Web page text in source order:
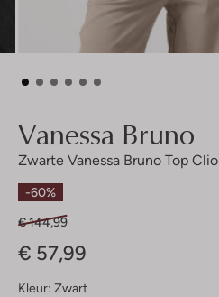
Vanessa Bruno
Zwarte Vanessa Bruno Top Clio
-60%
€ 144,99
€ 57,99
Kleur: Zwart